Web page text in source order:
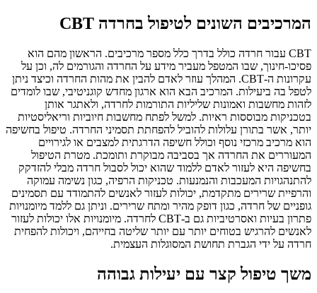
המרכיבים השונים לטיפול בחרדה CBT
CBT עבור חרדה כולל בדרך כלל מספר מרכיבים. הראשון מהם הוא
פסיכו-חינוך, שבו המטפל מעביר מידע על החרדה והגורמים לה, וכן על
עקרונות ה-CBT. המהלך עוזר לאדם להבין את מהות החרדה וכיצד ניתן
לטפל בה ביעילות. המרכיב הבא הוא ארגון מחדש קוגניטיבי, שבו לומדים
לזהות מחשבות ואמונות שליליות התורמות לחרדה, ולאתגר אותן
בטכניקות מבוססות ראיות. למשל לפתח מחשבות חיוביות וריאליסטיות
יותר, אשר בתורן עלולות להוביל להפחתת תסמיני החרדה. טיפול בחשיפה
הוא מרכיב מרכזי נוסף וכולל חשיפה הדרגתית למצבים או לגירויים
המעוררים את החרדה אך בסביבה מבוקרת ותומכת. מטרת הטיפול
בחשיפה היא לעזור לאדם ללמוד שהוא יכול לסבול חרדה מבלי להזדקק
להתנהגויות המעכבות והנמנעות. טכניקות הרפיה, כגון נשימה עמוקה
והרפיית שרירים מתקדמת, יכולות לעזור לאנשים להתמודד עם תסמינים
גופניים של חרדה, כגון דופק מהיר ומתח שרירים. וניתן גם ללמד מיומנויות
פתרון בעיות ואסרטיביות גם ב-CBT לחרדה. מיומנויות אלו יכולות לעזור
לאנשים להרגיש בטוחים יותר עם יותר שליטה בחייהם, ויכולות להפחית
חרדה על ידי הגברת תחושת המסוגלות העצמית.
משך טיפול קצר עם יעילות גבוהה